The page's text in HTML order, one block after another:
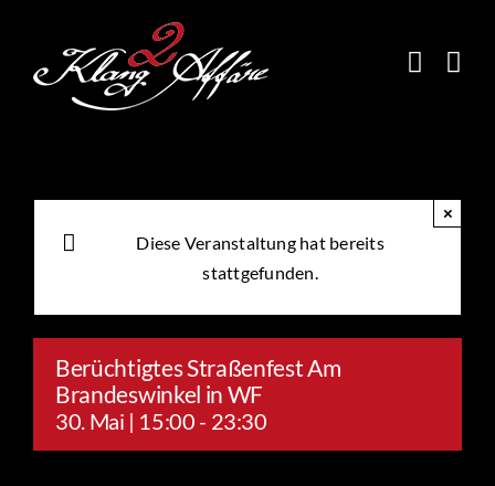
content
Diese Veranstaltung hat bereits
stattgefunden.
×
Berüchtigtes Straßenfest Am
Brandeswinkel in WF
30. Mai | 15:00 - 23:30